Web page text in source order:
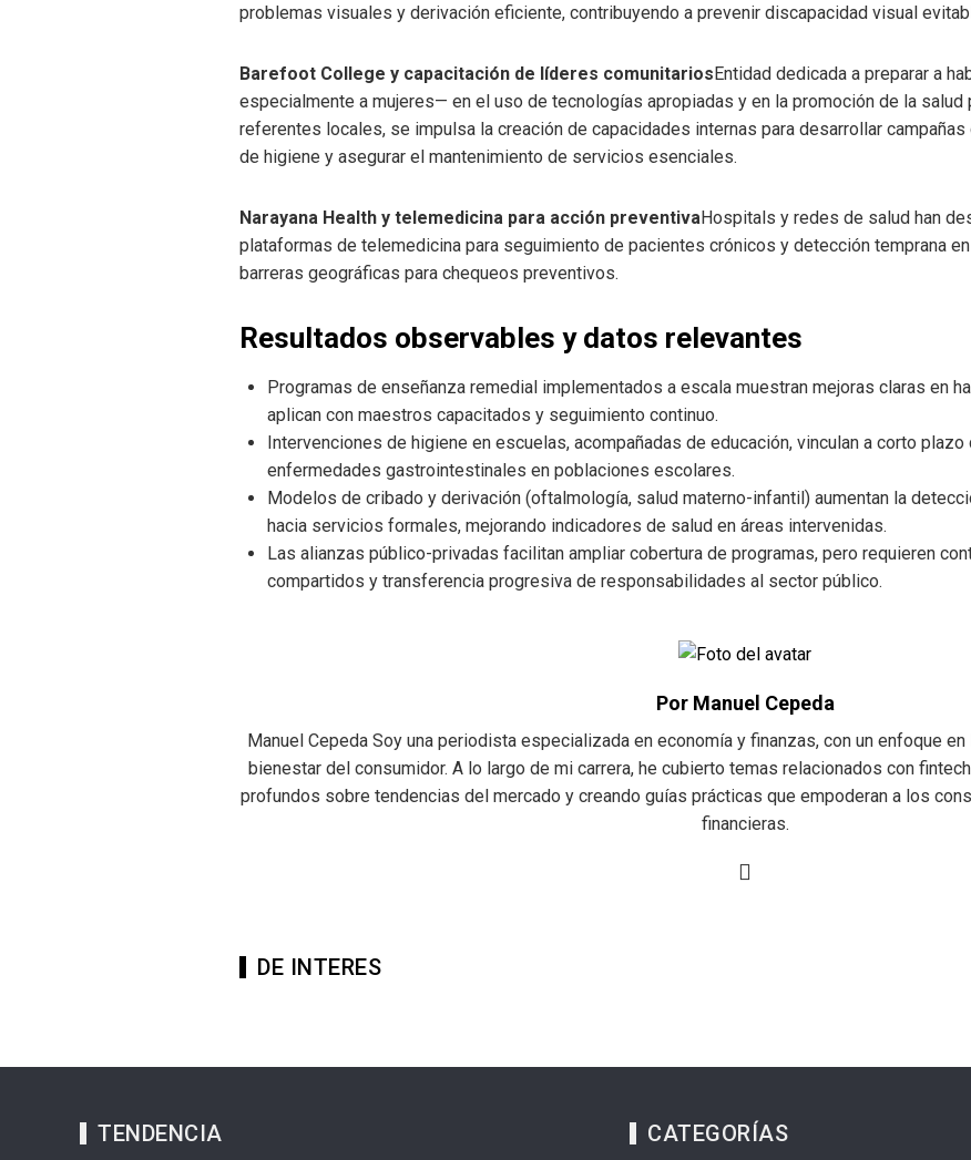
problemas visuales y derivación eficiente, contribuyendo a prevenir discapacidad visual
Barefoot College y capacitación de líderes comunitariosEntidad dedicada a preparar a
especialmente a mujeres— en el uso de tecnologías apropiadas y en la promoción de la salud
referentes locales, se impulsa la creación de capacidades internas para desarrollar
de higiene y asegurar el mantenimiento de servicios esenciales.
Narayana Health y telemedicina para acción preventivaHospitals y redes de salud han
plataformas de telemedicina para seguimiento de pacientes crónicos y detección temprana
barreras geográficas para chequeos preventivos.
Resultados observables y datos relevantes
Programas de enseñanza remedial implementados a escala muestran mejoras claras en
aplican con maestros capacitados y seguimiento continuo.
Intervenciones de higiene en escuelas, acompañadas de educación, vinculan a corto
enfermedades gastrointestinales en poblaciones escolares.
Modelos de cribado y derivación (oftalmología, salud materno-infantil) aumentan la
hacia servicios formales, mejorando indicadores de salud en áreas intervenidas.
Las alianzas público-privadas facilitan ampliar cobertura de programas, pero requieren
compartidos y transferencia progresiva de responsabilidades al sector público.
Por Manuel Cepeda
Manuel Cepeda Soy una periodista especializada en economía y finanzas, con un enfoque
bienestar del consumidor. A lo largo de mi carrera, he cubierto temas relacionados con
profundos sobre tendencias del mercado y creando guías prácticas que empoderan a los
financieras.
DE INTERES
TENDENCIA CATEGORÍAS